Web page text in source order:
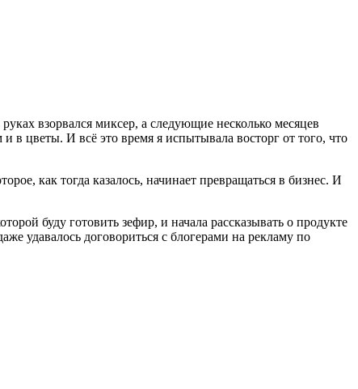
взорвался миксер, а следующие несколько месяцев
в цветы. И всё это время я испытывала восторг от того, что
как тогда казалось, начинает превращаться в бизнес. И
буду готовить зефир, и начала рассказывать о продукте
удавалось договориться с блогерами на рекламу по